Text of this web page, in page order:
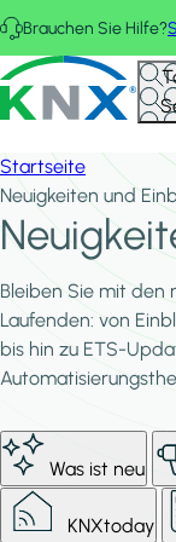
Direkt zum Inhalt
Brauchen Sie Hilfe?
KNX - Homepage
Startseite
Neuigkeiten und
Bleiben Sie mit den
Laufenden: von
bis hin zu ETS-
Was ist neu
KNXtoday